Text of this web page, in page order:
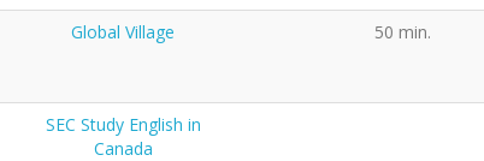
Global Village 50 min.
SEC Study English in
Canada